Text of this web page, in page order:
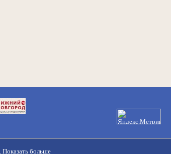
Показать больше